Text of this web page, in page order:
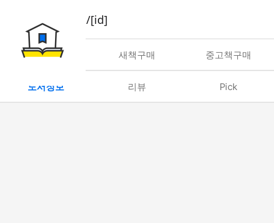
book/rent/[id]
대여 새책구매 중고책구매
도서정보 리뷰 Pick